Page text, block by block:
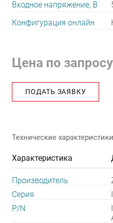
Входное напряжение, В
Конфигурация онлайн
Цена по запросу
ПОДАТЬ ЗАЯВКУ
Технические характеристики
Характеристика
Производитель
Серия
P/N